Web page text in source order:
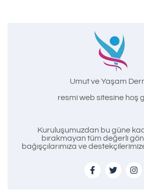
Umut ve Yaşam
resmi web sitesine hoş
Kuruluşumuzdan bu güne
bırakmayan tüm değerli
bağışçılarımıza ve